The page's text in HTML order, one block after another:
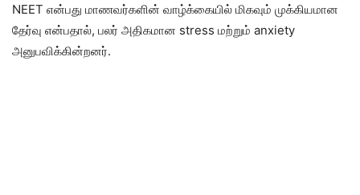
NEET என்பது மாணவர்களின் வாழ்க்கையில் மிகவும் முக்கியமான
தேர்வு என்பதால், பலர் அதிகமான stress மற்றும் anxiety
அனுபவிக்கின்றனர்.